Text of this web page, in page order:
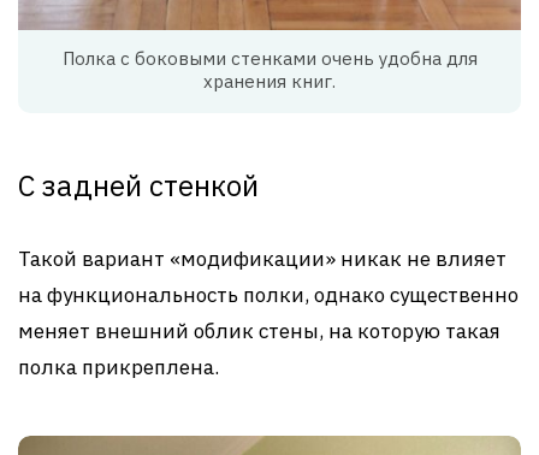
Полка с боковыми стенками очень удобна для
хранения книг.
С задней стенкой
Такой вариант «модификации» никак не влияет
на функциональность полки, однако существенно
меняет внешний облик стены, на которую такая
полка прикреплена.